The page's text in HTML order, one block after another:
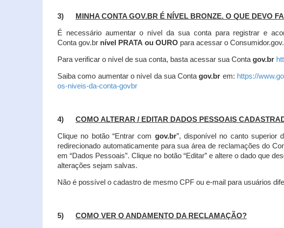
3) MINHA CONTA GOV.BR É NÍVEL BRONZE. O QUE DEVO
É necessário aumentar o nível da sua conta para registrar e
Conta gov.br nível PRATA ou OURO para acessar o
Para verificar o nível de sua conta, basta acessar sua Conta gov.br
Saiba como aumentar o nível da sua Contagov.br em: https://
os-niveis-da-conta-govbr
4) COMO ALTERAR / EDITAR DADOS PESSOAIS
Clique no botão “Entrar com gov.br”, disponível no canto superior
redirecionado automaticamente para sua área de reclamações do
em “Dados Pessoais”.Clique no botão “Editar” e altere o dado que
alterações sejam salvas.
Não é possível o cadastro de mesmo CPF ou e-mail para usuários
5) COMO VER O ANDAMENTO DA RECLAMAÇÃO?